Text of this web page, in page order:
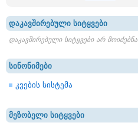
დაკავშირებული სიტყვები
დაკავშირებული სიტყვები არ მოიძებნა
სინონიმები
კვების სისტემა
მეზობელი სიტყვები